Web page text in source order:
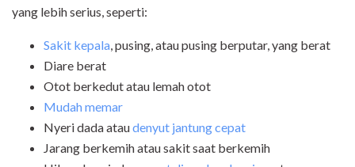
yang lebih serius, seperti:
Sakit kepala, pusing, atau pusing berputar, yang berat
Diare berat
Otot berkedut atau lemah otot
Mudah memar
Nyeri dada ataudenyut jantung cepat
Jarang berkemih atau sakit saat berkemih